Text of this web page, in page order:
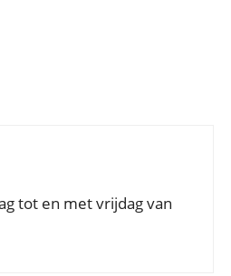
tot en met vrijdag van